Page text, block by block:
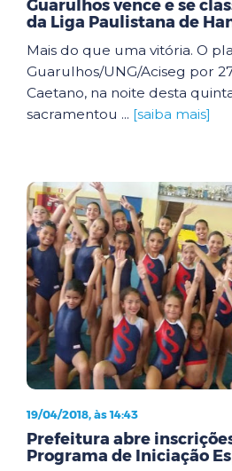
Guarulhos vence e se
da Liga Paulistana de
Mais do que uma vitória. O
Guarulhos/UNG/Aciseg por
Caetano, na noite desta
sacramentou ... [saiba mais]
19/04/2018, às 14:43
Prefeitura abre
Programa de Iniciação